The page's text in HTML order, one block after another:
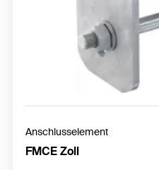
Anschlusselement
FMCE Zoll